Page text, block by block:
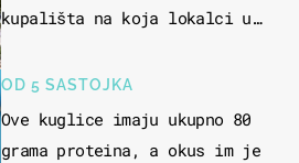
kupališta na koja lokalci u
u more
OD 5 SASTOJKA
Ove kuglice imaju ukupno 80
grama proteina, a okus im je